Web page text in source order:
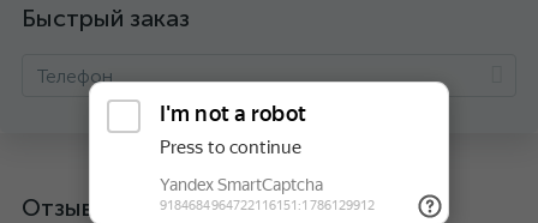
Быстрый заказ
Отзывы